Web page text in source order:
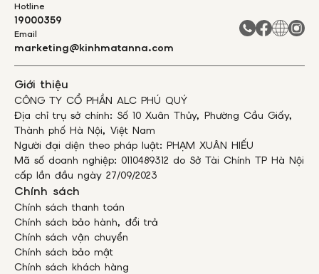
Hotline
19000359
Email
marketing@kinhmatanna.com
Giới thiệu
CÔNG TY CỔ PHẦN ALC PHÚ QUÝ
Địa chỉ trụ sở chính: Số 10 Xuân Thủy, Phường Cầu Giấy,
Thành phố Hà Nội, Việt Nam
Người đại diện theo pháp luật: PHẠM XUÂN HIẾU
Mã số doanh nghiệp: 0110489312 do Sở Tài Chính TP Hà Nội
cấp lần đầu ngày 27/09/2023
Chính sách
Chính sách thanh toán
Chính sách bảo hành, đổi trả
Chính sách vận chuyển
Chính sách bảo mật
Chính sách khách hàng